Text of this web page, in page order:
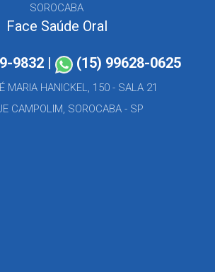
SOROCABA
Face Saúde Oral
9832 (15) 99628-0625
MARIA HANICKEL, 150 - SALA 21
CAMPOLIM, SOROCABA - SP